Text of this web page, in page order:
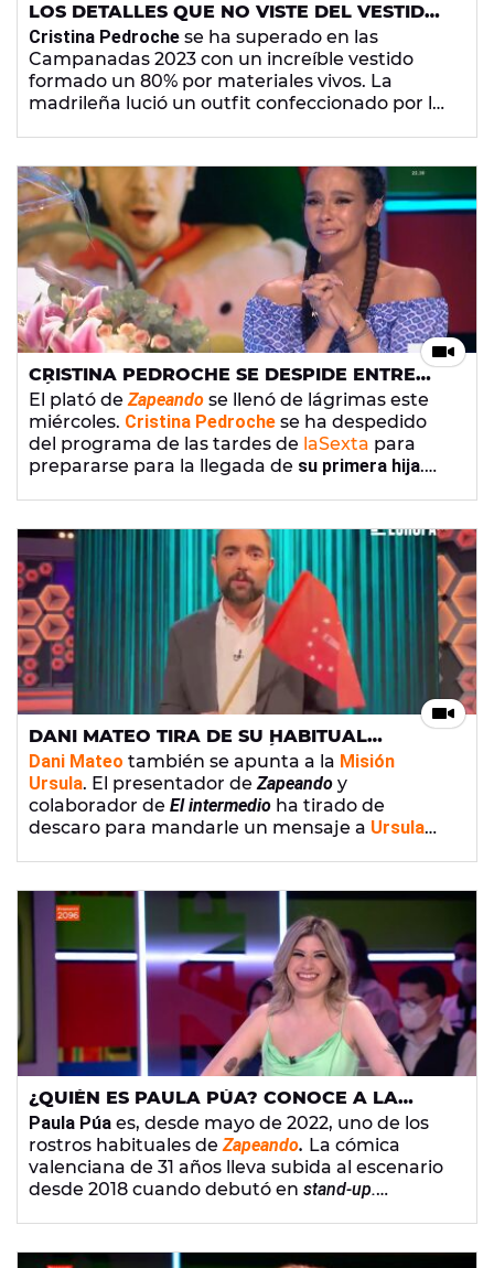
LOS DETALLES QUE NO VISTE DEL VESTIDO
DE CRISTINA PEDROCHE EN LAS
CAMPANADAS 2023
Cristina Pedroche se ha superado en las
Campanadas 2023 con un increíble vestido
formado un 80% por materiales vivos. La
madrileña lució un outfit confeccionado por la
naturaleza, la vida y el agua. Su estilista, Josie, ha
revelado algunos de los detalles escondidos
tras el vestido de Cristina.
CRISTINA PEDROCHE SE DESPIDE ENTRE
LÁGRIMAS DE 'ZAPEANDO': "ME HAN VISTO
CRECER"
El plató de Zapeando se llenó de lágrimas este
miércoles. Cristina Pedroche se ha despedido
del programa de las tardes de laSexta para
prepararse para la llegada de su primera hija.
momentos de su embarazo, que ha hecho llorar
también a
María Gómez.
DANI MATEO TIRA DE SU HABITUAL
DESCARO: "URSULA, ESTÁ FEO PEDIRTE
ESTO PERO LO VOY A HACER"
Dani Mateo también se apunta a la Misión
Ursula. El presentador de Zapeando y
colaborador de El intermedio ha tirado de
descaro para mandarle un mensaje a Ursula
Europa FMsela Radio Oficial de Europa.
¿QUIÉN ES PAULA PÚA? CONOCE A LA
COLABORADORA DE ‘ZAPEANDO’
Paula Púa es, desde mayo de 2022, uno de los
rostros habituales deZapeando. La cómica
valenciana de 31 años lleva subida al escenario
desde 2018 cuando debutó en stand-up.